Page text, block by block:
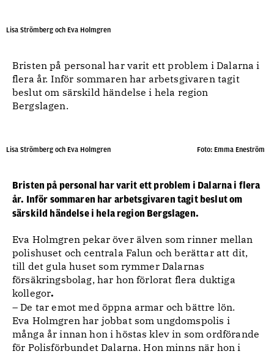
Lisa Strömberg och Eva Holmgren
Bristen på personal har varit ett problem i Dalarna i
flera år. Inför sommaren har arbetsgivaren tagit
beslut om särskild händelse i hela region
Bergslagen.
Lisa Strömberg och Eva Holmgren Foto: Emma Eneström
Bristen på personal har varit ett problem i Dalarna i flera
år. Inför sommaren har arbetsgivaren tagit beslut om
särskild händelse i hela region Bergslagen.
Eva Holmgren pekar över älven som rinner mellan
polishuset och centrala Falun och berättar att dit,
till det gula huset som rymmer Dalarnas
försäkringsbolag, har hon förlorat flera duktiga
kollegor.
– De tar emot med öppna armar och bättre lön.
Eva Holmgren har jobbat som ungdomspolis i
många år innan hon i höstas klev in som ordförande
för Polisförbundet Dalarna. Hon minns när hon i